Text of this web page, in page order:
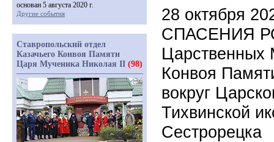
28 октября
СПАСЕНИЯ
Царственных
Конвоя
вокруг
Тихвинской
Сестрорецка
основан 5 августа 2020 г.
Другие события
Ставропольский отдел
Казачьего Конвоя Памяти
Царя Мученика Николая II (98)